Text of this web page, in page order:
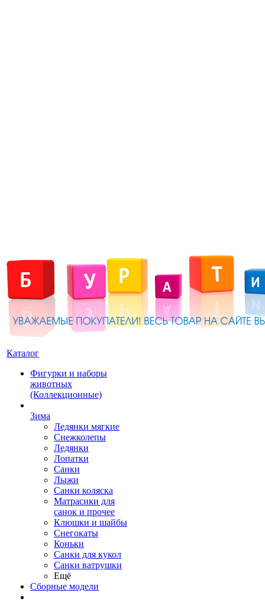
Каталог
Фигурки и наборы
животных
(Коллекционные)
Зима
Ледянки мягкие
Снежколепы
Ледянки
Лопатки
Санки
Лыжи
Санки коляска
Матрасики для
санок и прочее
Клюшки и шайбы
Снегокаты
Коньки
Санки для кукол
Санки ватрушки
Ещё
Сборные модели